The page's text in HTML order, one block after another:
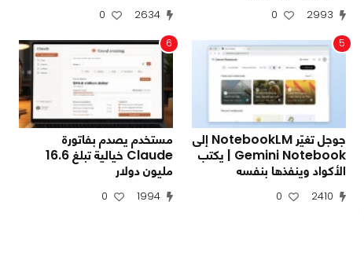
2993
0
2634
0
5
جوجل تغيّر NotebookLM إلى
Gemini Notebook | يكتب
الأكواد وينفذها بنفسه
2410
0
6
مستخدم يصدم بفاتورة
Claude خيالية تبلغ 16.6
مليون دولار
1994
0